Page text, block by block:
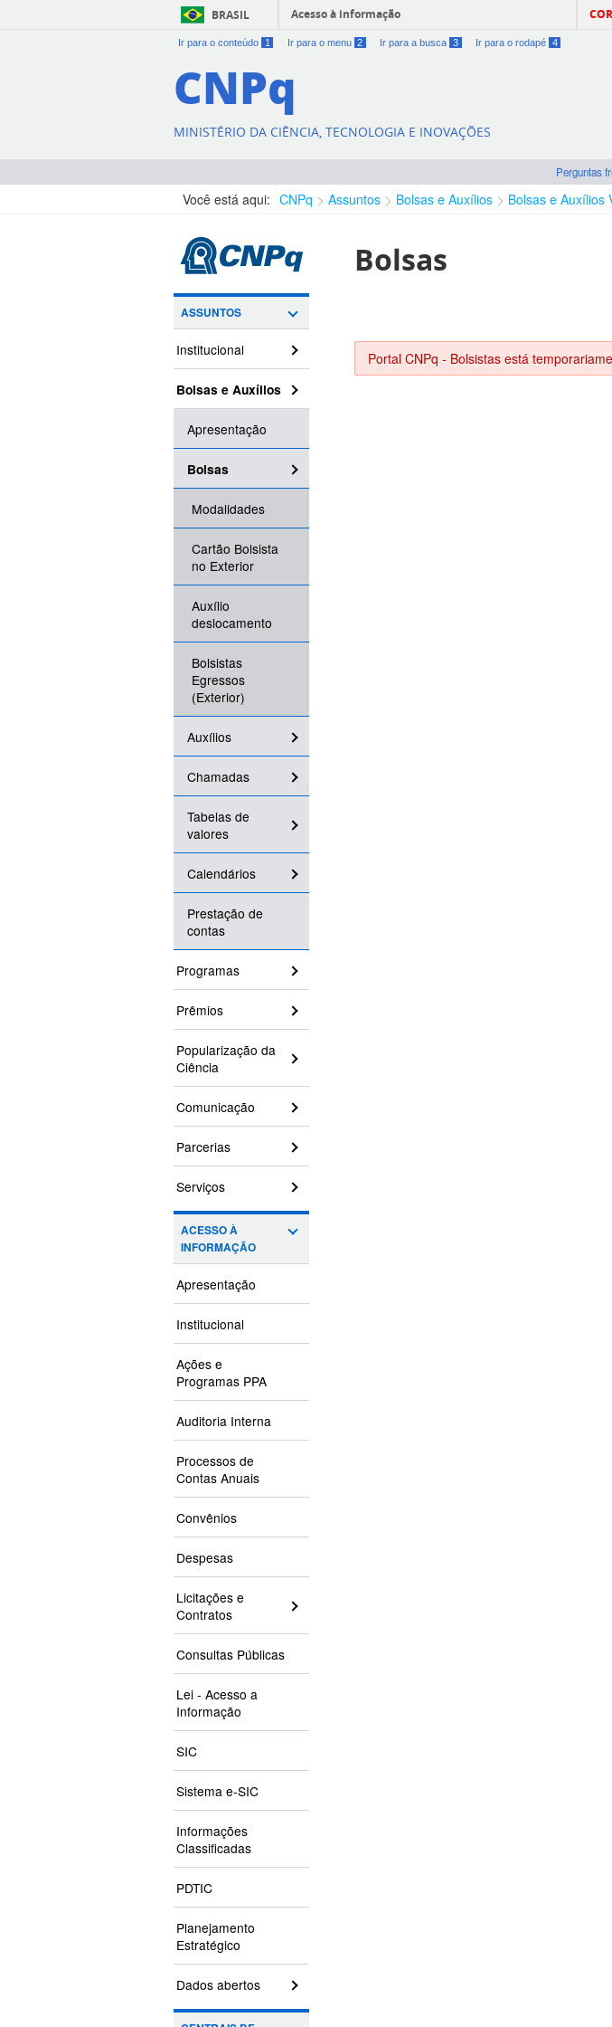
BRASIL Acesso à informação
Ir para o conteúdo 1 Ir para o menu 2 Ir para a busca 3 Ir para o rodapé 4
CNPq
MINISTÉRIO DA CIÊNCIA, TECNOLOGIA E INOVAÇÕES
Perguntas
Você está aqui: CNPq Assuntos Bolsas e Auxílios Bolsas e Auxílios
ASSUNTOS
Institucional
Bolsas e Auxílios
Apresentação
Bolsas
Modalidades
Cartão Bolsista
no Exterior
Auxílio
deslocamento
Bolsistas
Egressos
(Exterior)
Auxílios
Chamadas
Tabelas de
valores
Calendários
Prestação de
contas
Programas
Prêmios
Popularização da
Ciência
Comunicação
Parcerias
Serviços
ACESSO À
INFORMAÇÃO
Apresentação
Institucional
Ações e
Programas PPA
Auditoria Interna
Processos de
Contas Anuais
Convênios
Despesas
Licitações e
Contratos
Consultas Públicas
Lei - Acesso a
Informação
SIC
Sistema e-SIC
Informações
Classificadas
PDTIC
Planejamento
Estratégico
Dados abertos
Bolsas
Portal CNPq - Bolsistas está